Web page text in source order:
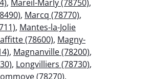
, Mareil-Marly (78750),
, Marcq (78770),
, Mantes-la-Jolie
(78600), Magny-
, Magnanville (78200),
, Longvilliers (78730),
(78270),